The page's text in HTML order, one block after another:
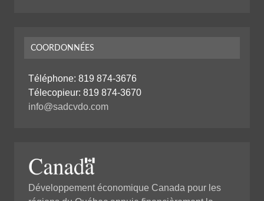
COORDONNÉES
Téléphone: 819 874-3676
Télecopieur: 819 874-3670
info@sadcvdo.com
Développement économique Canada pour les